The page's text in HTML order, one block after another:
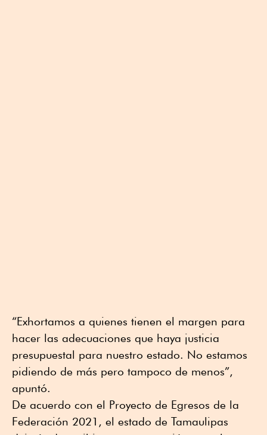
“Exhortamos a quienes tienen el margen para
hacer las adecuaciones que haya justicia
presupuestal para nuestro estado. No estamos
pidiendo de más pero tampoco de menos”,
apuntó.
De acuerdo con el Proyecto de Egresos de la
Federación 2021, el estado de Tamaulipas